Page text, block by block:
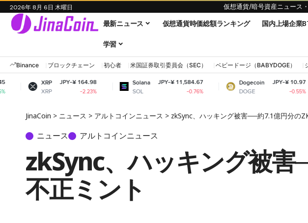
2026年 8月 6日 木曜日 仮想通貨/暗号資産ニュース
最新ニュース 仮想通貨時価総額ランキング 国内上場企業
学習
Binance ブロックチェーン 初心者 米国証券取引委員会（SEC） ベビードージ（BABYDOGE）
JPY-¥ 164.98
-2.23%
Solana
SOL
JPY-¥ 11,584.67
-0.76%
Dogecoin
DOGE
JPY-¥ 10.97
-0.55%
ADA
JinaCoin > ニュース > アルトコインニュース > zkSync、ハッキング被害──約7.1億円分の
ニュース アルトコインニュース
zkSync、ハッキング被
不正ミント